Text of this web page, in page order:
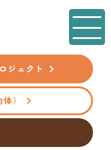
ジェクト
）